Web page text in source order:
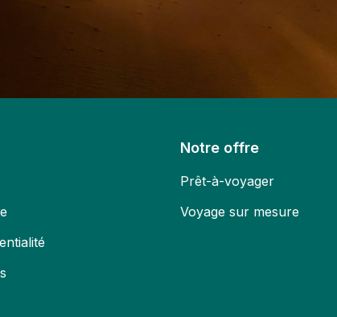
Notre offre
Prêt-à-voyager
Voyage sur mesure